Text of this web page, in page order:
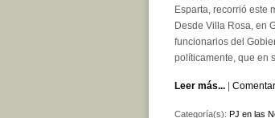
Esparta, recorrió este
Desde Villa Rosa, en
funcionarios del
políticamente, que en
Leer más...
Categoría(s): PJ en las